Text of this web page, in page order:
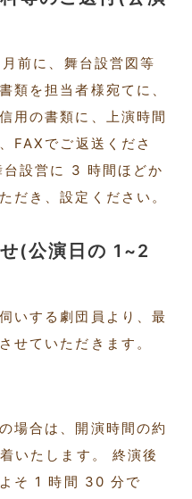
前に、舞台設営図等
類を担当者様宛てに、
用の書類に、上演時間
FAXでご返送くださ
設営に 3 時間ほどか
だき、設定ください。
(公演日の 1~2
いする劇団員より、最
せていただきます。
場合は、開演時間の約
いたします。 終演後
そ 1 時間 30 分で